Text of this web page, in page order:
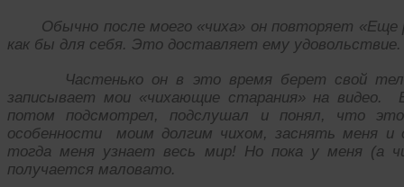
Обычно после моего «чиха» он повторяет «Еще
как бы для себя. Это доставляет ему удовольствие.
Частенько он в это время берет свой
записывает мои «чихающие старания» на
потом подсмотрел, подслушал и понял, что
особенности моим долгим чихом, заснять меня
тогда меня узнает весь мир! Но пока у меня (а
получается маловато.